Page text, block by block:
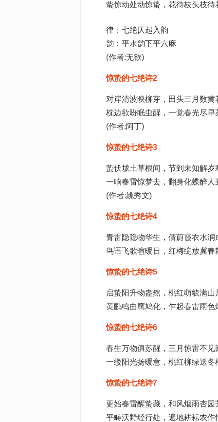
蛰惊动处动惊蛰，花待枝头枝待
律：七绝仄起入韵
韵：平水韵下平六麻
(作者:无欲)
惊蛰的七绝诗2
对岸清波映柳芽，田头三月数黄
枕边欲盼眠虫醒，一觉春光尽早
(作者:阿丁)
惊蛰的七绝诗3
蛰伏垅土草根间，节到未知解岁
一响春雷惊梦去，翻身化蝶醉人
(作者:姚秀文)
惊蛰的七绝诗4
青雷隐隐物华生，倩蔚霞衣水润
鸟语飞歌暄暖日，红梅绽放冀春
惊蛰的七绝诗5
启蛰阳升物盎然，桃红萌毓满山
黄鹂鸣曲鹰鸠化，乍起春雷雨色
惊蛰的七绝诗6
春生万物俱苏醒，三月惊雷不见
一缕阳光扬暖意，桃红柳绿送冬
惊蛰的七绝诗7
更始春雷醒蛰藏，和风烟雨杏园
平畴沃野经行处，遍地耕耘农作